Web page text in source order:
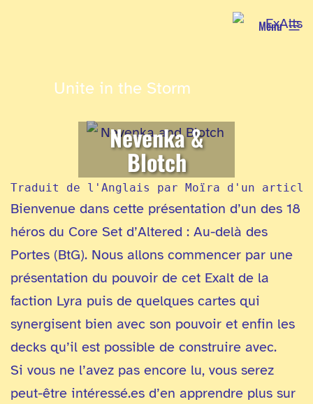
Unite in the Storm
Menu
Nevenka &
Blotch
Traduit de l'Anglais par Moïra d'un
Bienvenue dans cette présentation d’un des 18
héros du Core Set d’Altered : Au-delà des
Portes (BtG). Nous allons commencer par une
présentation du pouvoir de cet Exalt de la
faction Lyra puis de quelques cartes qui
synergisent bien avec son pouvoir et enfin les
decks qu’il est possible de construire avec.
Si vous ne l’avez pas encore lu, vous serez
peut-être intéressé.es d’en apprendre plus sur